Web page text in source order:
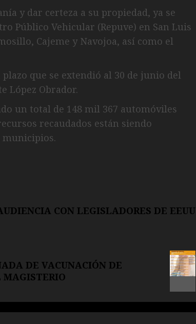
y dar certeza a su propiedad, ya se
Público Vehicular (Repuve) en San Luis
Cajeme y Navojoa, así como el
que se extendió al 30 de junio del
López Obrador.
un total de 148 mil 367 automóviles
recaudados están siendo
municipios.
CON LEGISLADORES DE EEUU
DE VACUNACIÓN DE
MAGISTERIO